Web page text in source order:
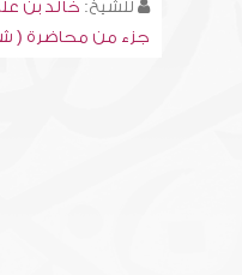
للشيخ: خالد بن
جزء من محاضرة (